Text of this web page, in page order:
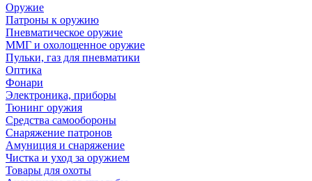
Оружие
Патроны к оружию
Пневматическое оружие
ММГ и охолощенное оружие
Пульки, газ для пневматики
Оптика
Фонари
Электроника, приборы
Тюнинг оружия
Средства самообороны
Снаряжение патронов
Амуниция и снаряжение
Чистка и уход за оружием
Товары для охоты